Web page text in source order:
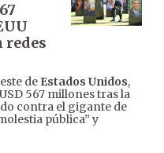
redes
de Estados Unidos,
567 millones tras la
contra el gigante de
pública” y